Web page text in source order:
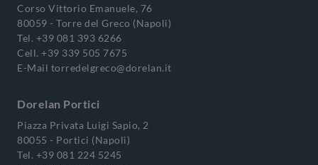
Corso Vittorio Emanuele, 76
80059 - Torre del Greco (Napoli)
Tel. +39 081 393 6266
Cell. +39 339 505 7675
E-Mail torredelgreco@dorelan.it
Dorelan Portici
Piazza Privata Luigi Sapio, 2
80055 - Portici (Napoli)
Tel. +39 081 224 5245